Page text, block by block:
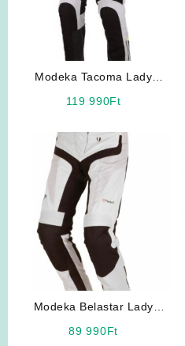
Modeka Tacoma Lady
119 990Ft
Modeka Belastar Lady
89 990Ft